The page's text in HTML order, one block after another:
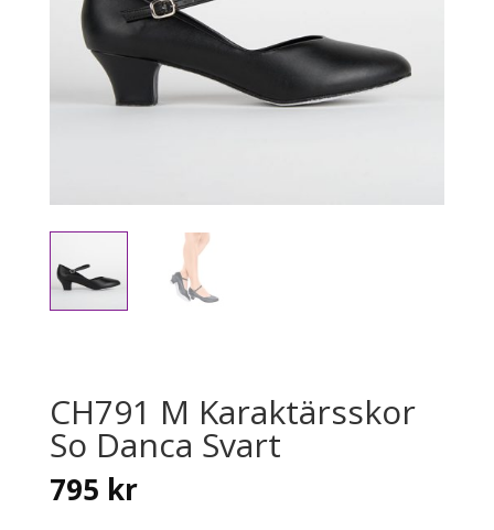
CH791 M Karaktärsskor
So Danca Svart
795 kr